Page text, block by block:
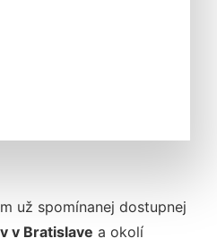
už spomínanej dostupnej
v Bratislave a okolí